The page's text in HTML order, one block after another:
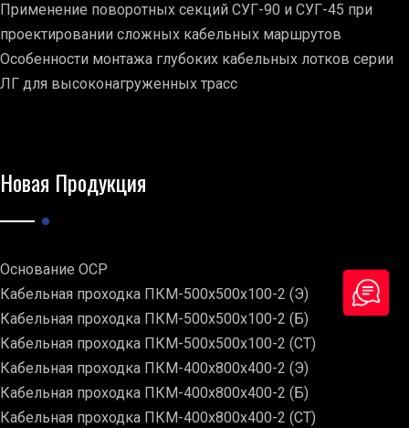
Применение поворотных секций СУГ-90 и СУГ-45 при
проектировании сложных кабельных маршрутов
Особенности монтажа глубоких кабельных лотков серии
ЛГ для высоконагруженных трасс
Новая Продукция
Основание ОСР
Кабельная проходка ПКМ-500х500х100-2 (Э)
Кабельная проходка ПКМ-500х500х100-2 (Б)
Кабельная проходка ПКМ-500х500х100-2 (СТ)
Кабельная проходка ПКМ-400х800х400-2 (Э)
Кабельная проходка ПКМ-400х800х400-2 (Б)
Кабельная проходка ПКМ-400х800х400-2 (СТ)